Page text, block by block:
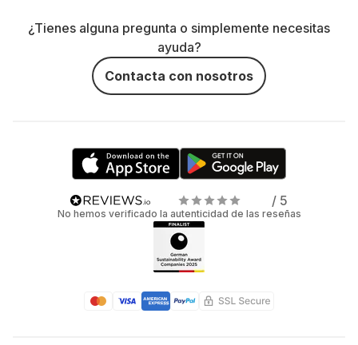
¿Tienes alguna pregunta o simplemente necesitas
ayuda?
Contacta con nosotros
/ 5
No hemos verificado la autenticidad de las reseñas